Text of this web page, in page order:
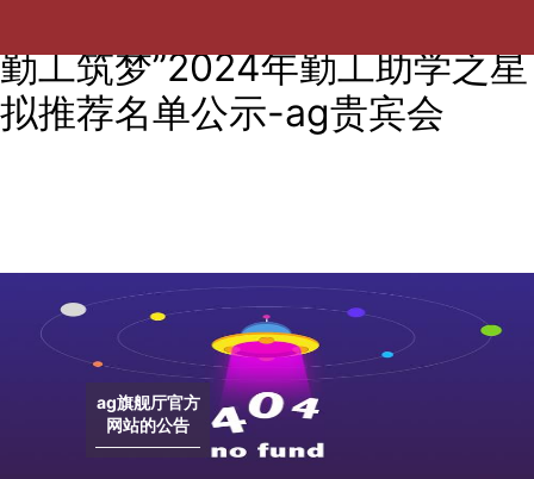
勤工筑梦”2024年勤工助学之星
拟推荐名单公示-ag贵宾会
ag旗舰厅官方
网站的公告